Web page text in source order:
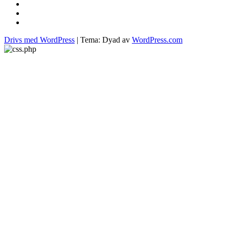
Drivs med WordPress | Tema: Dyad av WordPress.com